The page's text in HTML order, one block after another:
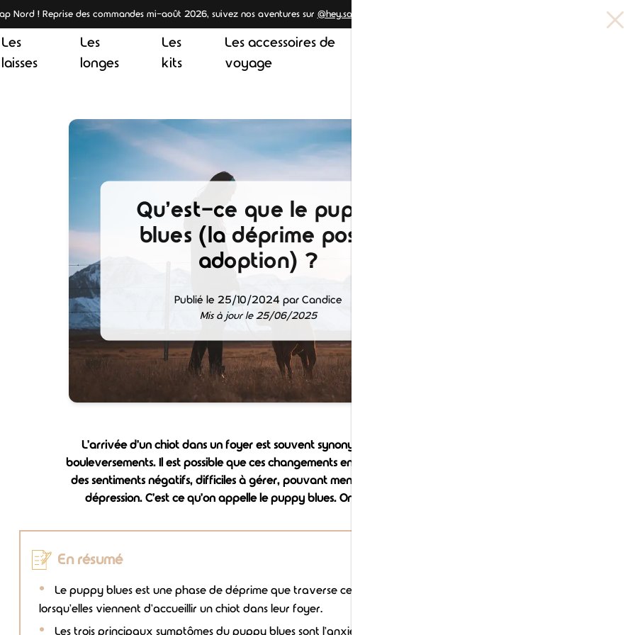
Nord ! Reprise des commandes mi-août 2026, suivez nos aventures sur @hey.saika.et.aldora
Les
laisses
Les
longes
Les
kits
Les accessoires de
voyage
Qu'est-ce que le puppy
blues (la déprime post-
adoption) ?
Publié le 25/10/2024 par Candice
Mis à jour le 25/06/2025
L'arrivée d'un chiot dans un foyer est souvent synonyme de profonds
bouleversements. Il est possible que ces changements entraînent chez vous
des sentiments négatifs, difficiles à gérer, pouvant mener à une forme de
dépression. C'est ce qu'on appelle le puppy blues. On vous explique.
En résumé
Le puppy blues est une phase de déprime que traverse certaines personnes
lorsqu'elles viennent d'accueillir un chiot dans leur foyer.
Les trois principaux symptômes du puppy blues sont l'anxiété, un sentiment de